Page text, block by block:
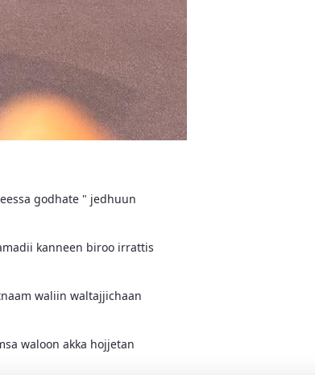
godhate " jedhuun
kanneen biroo irrattis
waliin waltajjichaan
waloon akka hojjetan